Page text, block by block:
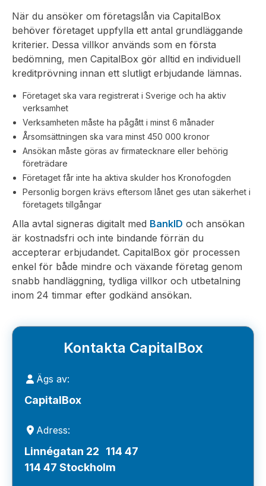
När du ansöker om företagslån via CapitalBox
behöver företaget uppfylla ett antal grundläggande
kriterier. Dessa villkor används som en första
bedömning, men CapitalBox gör alltid en individuell
kreditprövning innan ett slutligt erbjudande lämnas.
Företaget ska vara registrerat i Sverige och ha aktiv
verksamhet
Verksamheten måste ha pågått i minst 6 månader
Årsomsättningen ska vara minst 450 000 kronor
Ansökan måste göras av firmatecknare eller behörig
företrädare
Företaget får inte ha aktiva skulder hos Kronofogden
Personlig borgen krävs eftersom lånet ges utan säkerhet i
företagets tillgångar
Alla avtal signeras digitalt med BankID och ansökan
är kostnadsfri och inte bindande förrän du
accepterar erbjudandet. CapitalBox gör processen
enkel för både mindre och växande företag genom
snabb handläggning, tydliga villkor och utbetalning
inom 24 timmar efter godkänd ansökan.
Kontakta CapitalBox
Ägs av:
CapitalBox
Adress:
Linnégatan 22 114 47
114 47 Stockholm